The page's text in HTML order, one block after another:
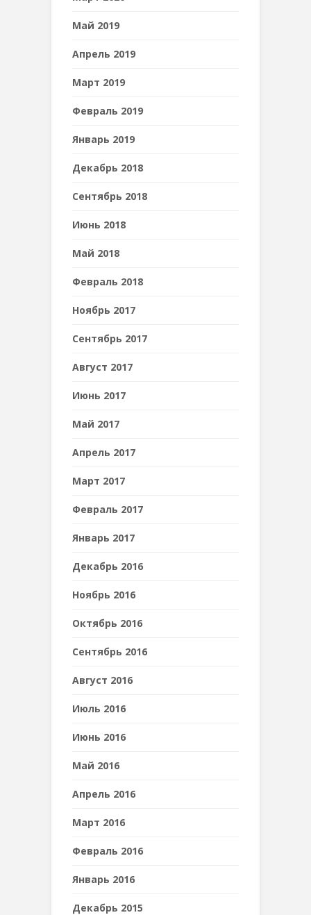
Май 2019
Апрель 2019
Март 2019
Февраль 2019
Январь 2019
Декабрь 2018
Сентябрь 2018
Июнь 2018
Май 2018
Февраль 2018
Ноябрь 2017
Сентябрь 2017
Август 2017
Июнь 2017
Май 2017
Апрель 2017
Март 2017
Февраль 2017
Январь 2017
Декабрь 2016
Ноябрь 2016
Октябрь 2016
Сентябрь 2016
Август 2016
Июль 2016
Июнь 2016
Май 2016
Апрель 2016
Март 2016
Февраль 2016
Январь 2016
Декабрь 2015